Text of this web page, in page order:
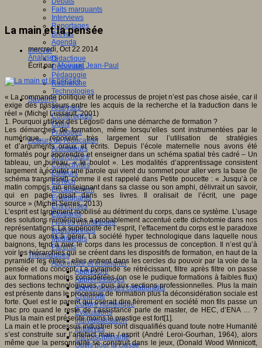
Faits marquants
Interviews
Reportages
Brèves
Agenda
Innover
Didactique
Dispositifs
Pédagogie
Recherche
Technologies
Savoir(s)
Analyses
Conférences
Outils
Pratiques
Acteurs de l'éducation
Animateurs
Chercheurs
Collectivités
Editeurs
EdTech
Encadrement
Enseignants
Entreprises
Etudiants
Filières industrielles
Institutionnels
Médiateurs
Parents
Thématiques
Apprendre et enseigner
Apprendre
Apprentissages
Apprentissages collaboratifs
Créativité
Culture numérique
Evaluations
Individualisation
Initiatives
Interdisciplinarité
Outils pour la classe
La main et la pensée
mercredi, Oct 22 2014
Analyses
Écrit parMoiraud Jean-Paul
« La commande politique et le processus de projet n’est pas chose aisée, car il
exige des passeurs entre les acquis de la recherche et la traduction dans le
réel » (Michel Lussault, 2001)
1. Pourquoi utiliser des Légos© dans une démarche de formation ?
Les démarches de formation, même lorsqu’elles sont instrumentées par le
numérique, reposent très largement sur l’utilisation de stratégies
et d’arguments oraux et écrits. Depuis l’école maternelle nous avons été
formatés pour apprendre et enseigner dans un schéma spatial très cadré – Un
tableau, un bureau, « le boulot ». Les modalités d’apprentissage consistent
largement à écouter une parole qui vient du sommet pour aller vers la base (le
schéma transmissif) comme il est rappelé dans Petite poucette : « Jusqu’à ce
matin compris, un enseignant dans sa classe ou son amphi, délivrait un savoir,
qui en partie gisait dans ses livres. Il oralisait de l’écrit, une page
source » (Michel Serres, 2013)
L’esprit est largement mobilisé au détriment du corps, dans ce système. L’usage
des solutions numériques a probablement accentué cette dichotomie dans nos
représentations. La supériorité de l’esprit, l’effacement du corps est le paradoxe
que nous avons à gérer. La société hyper technologique dans laquelle nous
baignons, tend à nier le corps dans les processus de conception. Il n’est qu’à
voir les hiérarchies qui se créent dans les dispositifs de formation, en haut de la
pyramide les élites : elles entrent dans les cercles du pouvoir par la voie de la
pensée et du concept. La pyramide se rétrécissant, filtre après filtre on passe
aux formations moins considérées (on ose le pudique formations à faibles flux)
des sections technologiques, puis aux sections professionnelles. Plus la main
est présente dans le processus de formation plus la déconsidération sociale est
forte. Quel est le parent qui oserait dire fièrement en société mon fils passe un
bac pro quand le reste de l’assistance parle de master, de HEC, d’ENA … ?
Plus la main est présente moins le prestige est fort[1].
La main et le processus industriel sont disqualifiés quand toute notre Humanité
s’est construite sur l’artefact main / esprit (André Leroi-Gourhan, 1964), alors
même que la personnalité se construit dans le jeux, (Donald Wood Winnicott,